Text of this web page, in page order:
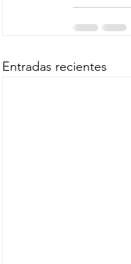
Entradas recientes